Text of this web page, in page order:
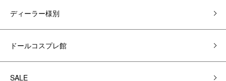
ディーラー様別
ドールコスプレ館
SALE